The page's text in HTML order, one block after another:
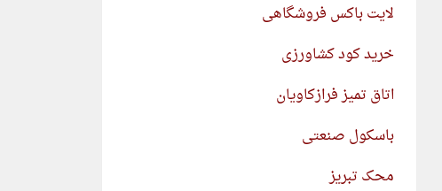
لایت باکس فروشگاهی
خرید کود کشاورزی
اتاق تمیز فرازکاویان
باسکول صنعتی
محک تبریز